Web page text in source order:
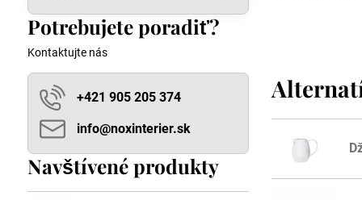
Potrebujete poradiť?
Kontaktujte nás
+421 905 205 374
info​@noxinterier​.sk
Navštívené produkty